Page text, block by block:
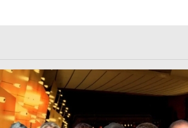
https://tinyurl.com/363fvfm9